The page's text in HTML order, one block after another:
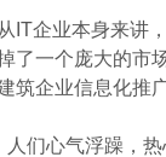
企业本身来讲，
了一个庞大的市
筑企业信息化推
心气浮躁，热心